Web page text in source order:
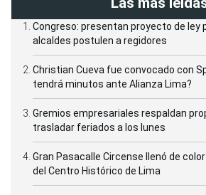
Congreso: presentan proyecto de ley
alcaldes postulen a regidores
Christian Cueva fue convocado con
tendrá minutos ante Alianza Lima?
Gremios empresariales respaldan
trasladar feriados a los lunes
Gran Pasacalle Circense llenó de
del Centro Histórico de Lima